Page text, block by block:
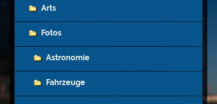
Arts
Fotos
Astronomie
Fahrzeuge